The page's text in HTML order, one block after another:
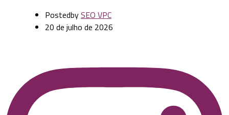
PostedbySEO VPC
20 de julho de 2026